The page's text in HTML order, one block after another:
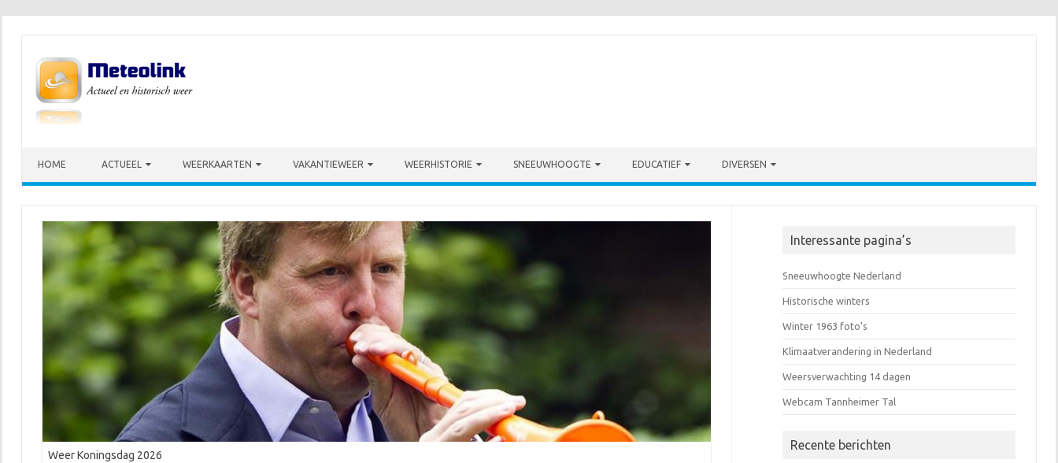
HOME ACTUEEL WEERKAARTEN VAKANTIEWEER WEERHISTORIE SNEEUWHOOGTE EDUCATIEF DIVERSEN
Weer Koningsdag 2026
Interessante pagina’s
Sneeuwhoogte Nederland
Historische winters
Winter 1963 foto’s
Klimaatverandering in Nederland
Weersverwachting 14 dagen
Webcam Tannheimer Tal
Recente berichten